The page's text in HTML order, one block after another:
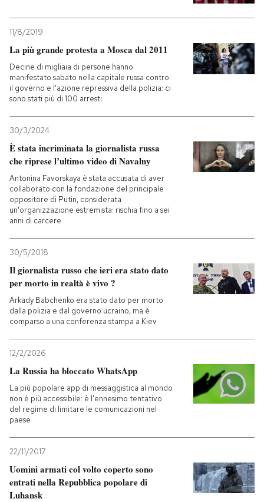
NEWSLETTER
I MIEI PREFERITI
CALENDARIO
AREA PERSONALE
Entra
11/8/2019
La più grande protesta a Mosca dal 2011
Decine di migliaia di persone hanno
manifestato sabato nella capitale russa contro
il governo e l'azione repressiva della polizia: ci
sono stati più di 100 arresti
30/3/2024
È stata incriminata la giornalista russa
che riprese l’ultimo video di Navalny
Antonina Favorskaya è stata accusata di aver
collaborato con la fondazione del principale
oppositore di Putin, considerata
un'organizzazione estremista: rischia fino a sei
anni di carcere
30/5/2018
Il giornalista russo che ieri era stato dato
per morto in realtà è vivo ?
Arkady Babchenko era stato dato per morto
dalla polizia e dal governo ucraino, ma è
comparso a una conferenza stampa a Kiev
12/2/2026
La Russia ha bloccato WhatsApp
La più popolare app di messaggistica al mondo
non è più accessibile: è l'ennesimo tentativo
del regime di limitare le comunicazioni nel
paese
22/11/2017
Uomini armati col volto coperto sono
entrati nella Repubblica popolare di
Luhansk